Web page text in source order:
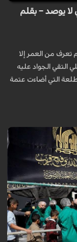
لا يوصد – بقلم
من العمر إلا
التقي الجواد عليه
التي أضاءت عتمة